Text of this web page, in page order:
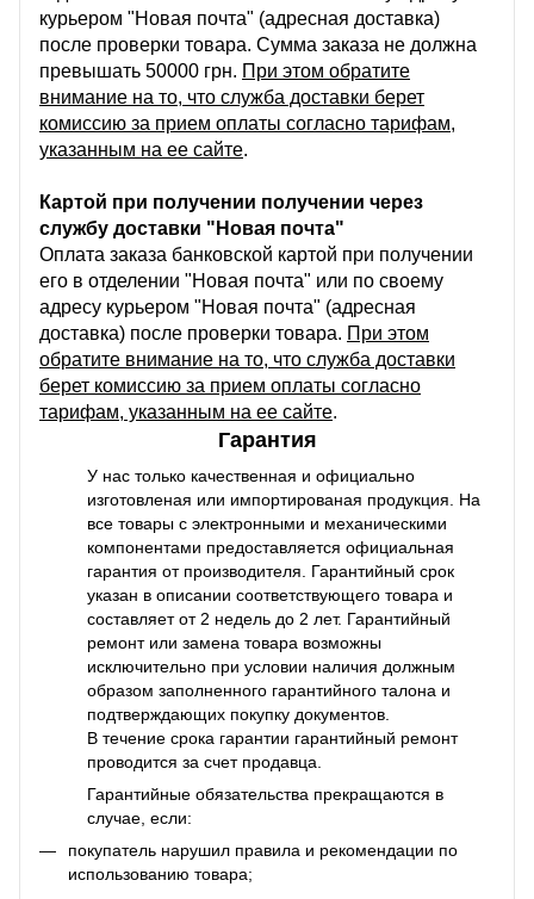
курьером "Новая почта" (адресная доставка)
после проверки товара. Сумма заказа не должна
превышать 50000 грн. При этом обратите
внимание на то, что служба доставки берет
комиссию за прием оплаты согласно тарифам,
указанным на ее сайте.
Картой при получении получении через
службу доставки "Новая почта"
Оплата заказа банковской картой при получении
его в отделении "Новая почта" или по своему
адресу курьером "Новая почта" (адресная
доставка) после проверки товара. При этом
обратите внимание на то, что служба доставки
берет комиссию за прием оплаты согласно
тарифам, указанным на ее сайте.
Гарантия
У нас только качественная и официально
изготовленая или импортированая продукция. На
все товары с электронными и механическими
компонентами предоставляется официальная
гарантия от производителя. Гарантийный срок
указан в описании соответствующего товара и
составляет от 2 недель до 2 лет. Гарантийный
ремонт или замена товара возможны
исключительно при условии наличия должным
образом заполненного гарантийного талона и
подтверждающих покупку документов.
В течение срока гарантии гарантийный ремонт
проводится за счет продавца.
Гарантийные обязательства прекращаются в
случае, если:
покупатель нарушил правила и рекомендации по
использованию товара;